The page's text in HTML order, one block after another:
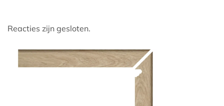
Reacties zijn gesloten.